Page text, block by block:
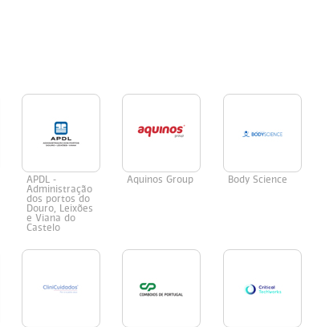
APDL -
Administração
dos portos do
Douro, Leixões
e Viana do
Castelo
Aquinos Group Body Science